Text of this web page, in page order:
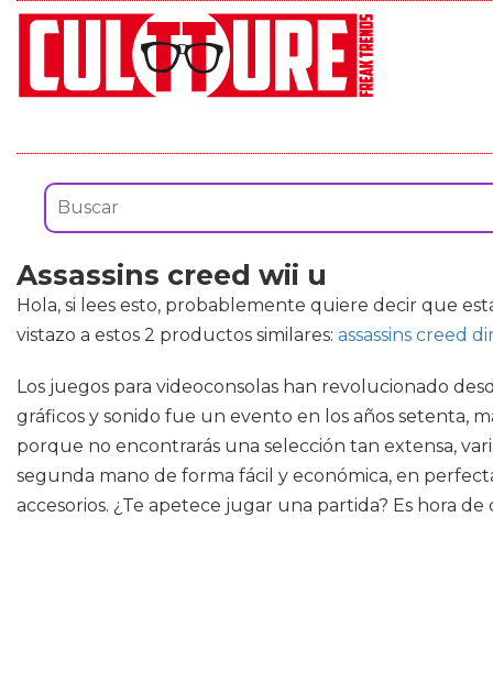
Assassins creed wii u
Hola, si lees esto, probablemente quiere decir que
vistazo a estos 2 productos similares: assassins creed
Los juegos para videoconsolas han revolucionado
gráficos y sonido fue un evento en los años setenta,
porque no encontrarás una selección tan extensa,
segunda mano de forma fácil y económica, en
accesorios. ¿Te apetece jugar una partida? Es hora